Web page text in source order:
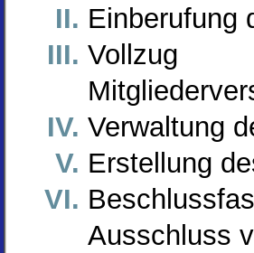
Einberufung
Verwaltung
Erstellung
Ausschluss